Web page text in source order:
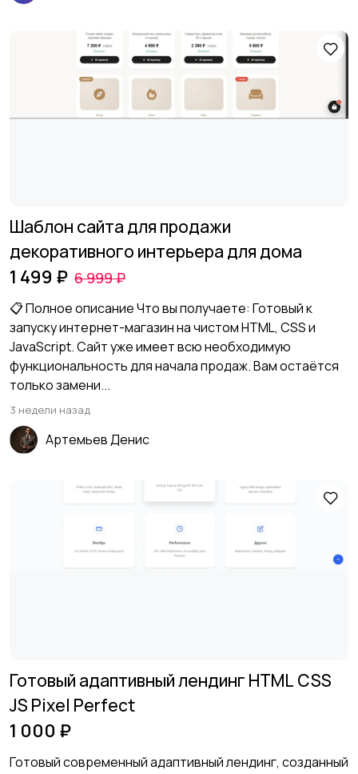
Шаблон сайта для продажи
декоративного интерьера для дома
1 499 ₽ 6 999 ₽
📋 Полное описание Что вы получаете: Готовый к
запуску интернет-магазин на чистом HTML, CSS и
JavaScript. Сайт уже имеет всю необходимую
функциональность для начала продаж. Вам остаётся
только замени...
3 недели назад
Артемьев Денис
Готовый адаптивный лендинг HTML CSS
JS Pixel Perfect
1 000 ₽
Готовый современный адаптивный лендинг, созданный